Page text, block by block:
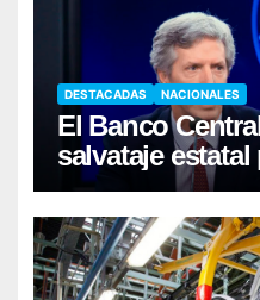
DESTACADAS NACIONALES
El Banco
salvataje